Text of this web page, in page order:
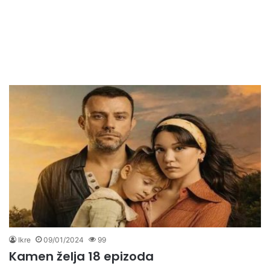
Ikre 09/01/2024 99
Kamen želja 18 epizoda